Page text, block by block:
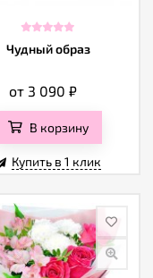
Чудный образ
от 3 090₽
В корзину
Купить в 1 клик